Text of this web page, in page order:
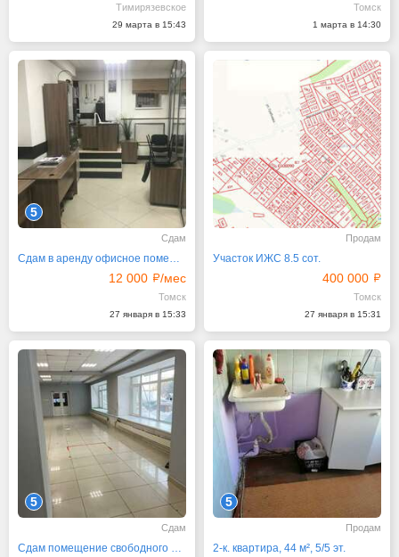
Тимирязевское
29 марта в 15:43
Томск
1 марта в 14:30
5
Сдам
12 000 /мес
Томск
27 января в 15:33
Продам
Участок ИЖС 8.5 сот.
400 000
Томск
27 января в 15:31
5
Сдам
5
Продам
2-к. квартира, 44 м², 5/5 эт.